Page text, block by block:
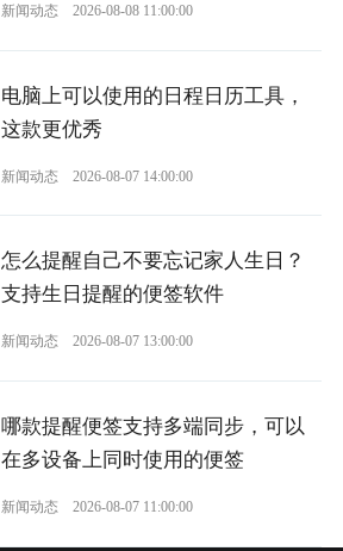
新闻动态 2026-08-08 11:00:00
电脑上可以使用的日程日历工具，
这款更优秀
新闻动态 2026-08-07 14:00:00
怎么提醒自己不要忘记家人生日？
支持生日提醒的便签软件
新闻动态 2026-08-07 13:00:00
哪款提醒便签支持多端同步，可以
在多设备上同时使用的便签
新闻动态 2026-08-07 11:00:00